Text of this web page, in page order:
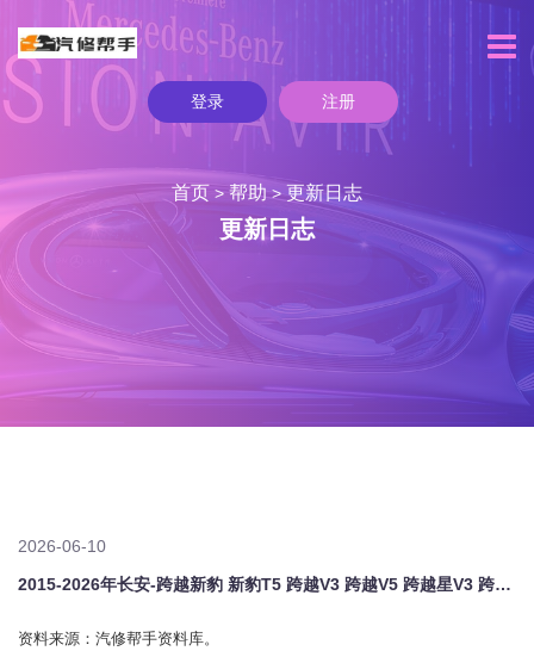
登录 注册
首页 > 帮助>更新日志
更新日志
2026-06-10
2015-2026年长安-跨越新豹 新豹T5 跨越V3 跨越V5 跨越星V3 跨越星V5 跨越星V7原厂维修手册电路图资料、维修资料、汽修资料库、正时资料、螺丝扭力、拆装步骤、故障码、针脚定义、保险盒图解、发动机大修资料、变速箱维修资料、底盘维修图纸、车身线路图、传感器线路图、数据流资料、线束走向图、继电器位置图、空调维修图纸、车身控制模块资料、发动机正时图解、大修装配数据、通病故障案例、新能源高
资料来源：汽修帮手资料库。